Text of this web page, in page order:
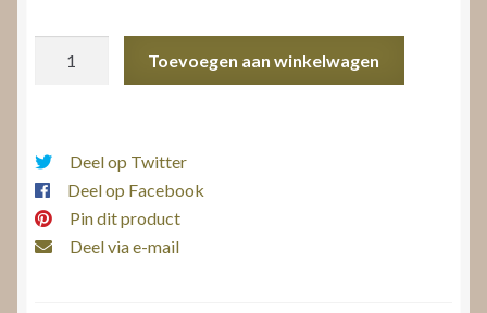
Toevoegen aan winkelwagen
Deel op Twitter
Deel op Facebook
Pin dit product
Deel via e-mail